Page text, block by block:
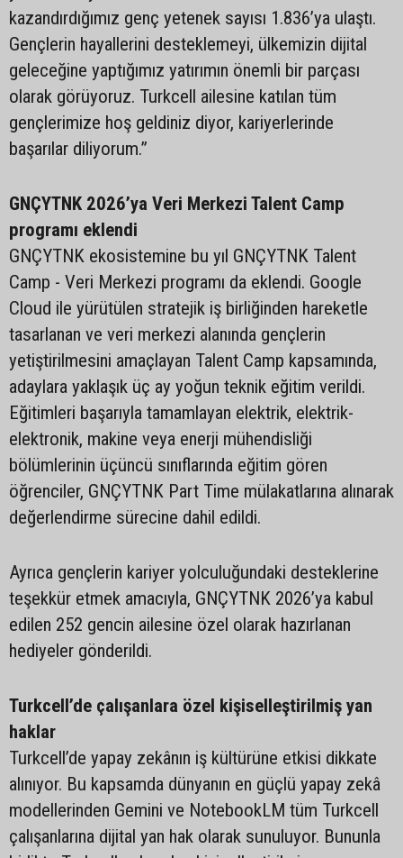
kazandırdığımız genç yetenek sayısı 1.836’ya ulaştı.
Gençlerin hayallerini desteklemeyi, ülkemizin dijital
geleceğine yaptığımız yatırımın önemli bir parçası
olarak görüyoruz. Turkcell ailesine katılan tüm
gençlerimize hoş geldiniz diyor, kariyerlerinde
başarılar diliyorum.”
GNÇYTNK 2026’ya Veri Merkezi Talent Camp
programı eklendi
GNÇYTNK ekosistemine bu yıl GNÇYTNK Talent
Camp - Veri Merkezi programı da eklendi. Google
Cloud ile yürütülen stratejik iş birliğinden hareketle
tasarlanan ve veri merkezi alanında gençlerin
yetiştirilmesini amaçlayan Talent Camp kapsamında,
adaylara yaklaşık üç ay yoğun teknik eğitim verildi.
Eğitimleri başarıyla tamamlayan elektrik, elektrik-
elektronik, makine veya enerji mühendisliği
bölümlerinin üçüncü sınıflarında eğitim gören
öğrenciler, GNÇYTNK Part Time mülakatlarına alınarak
değerlendirme sürecine dahil edildi.
Ayrıca gençlerin kariyer yolculuğundaki desteklerine
teşekkür etmek amacıyla, GNÇYTNK 2026’ya kabul
edilen 252 gencin ailesine özel olarak hazırlanan
hediyeler gönderildi.
Turkcell’de çalışanlara özel kişiselleştirilmiş yan
haklar
Turkcell’de yapay zekânın iş kültürüne etkisi dikkate
alınıyor. Bu kapsamda dünyanın en güçlü yapay zekâ
modellerinden Gemini ve NotebookLM tüm Turkcell
çalışanlarına dijital yan hak olarak sunuluyor. Bununla